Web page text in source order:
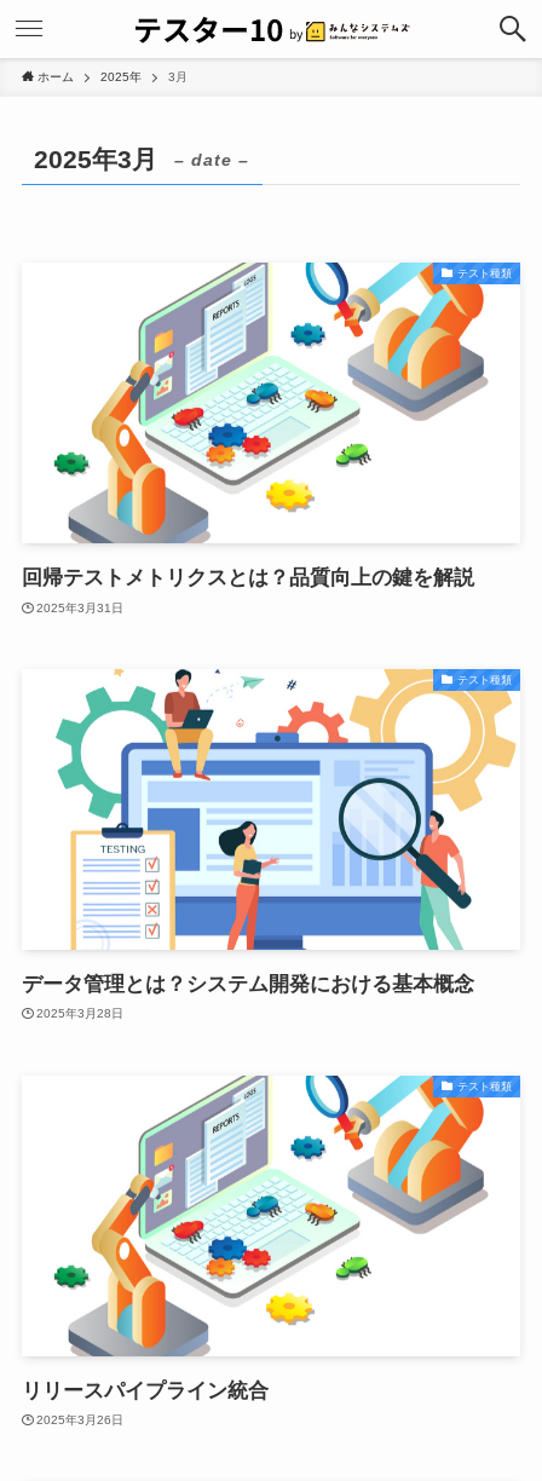
ホーム 2025年 3月
2025年3月 – date –
テスト種類
回帰テストメトリクスとは？品質向上の鍵を解説
2025年3月31日
テスト種類
データ管理とは？システム開発における基本概念
2025年3月28日
テスト種類
リリースパイプライン統合
2025年3月26日